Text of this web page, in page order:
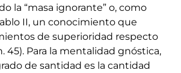
la “masa ignorante” o, como
II, un conocimiento que
de superioridad respecto
45). Para la mentalidad gnóstica,
de santidad es la cantidad